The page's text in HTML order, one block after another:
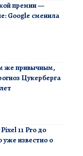
премии —
Google сменила
же привычным,
Цукерберга
11 Pro до
уже известно о